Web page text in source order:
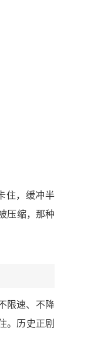
住，缓冲半
压缩，那种
限速、不降
。历史正剧